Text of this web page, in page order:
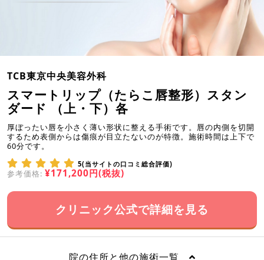
TCB東京中央美容外科
スマートリップ（たらこ唇整形）スタン
ダード （上・下）各
厚ぼったい唇を小さく薄い形状に整える手術です。唇の内側を切開
するため表側からは傷痕が目立たないのが特徴。施術時間は上下で
60分です。
5(当サイトの口コミ総合評価)
参考価格: ¥171,200円(税抜)
クリニック公式で詳細を見る
院の住所と他の施術一覧